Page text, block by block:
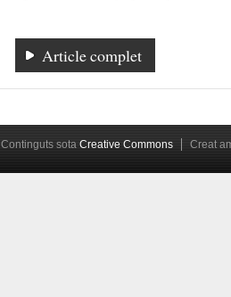
Article complet
Continguts sota Creative Commons Creat